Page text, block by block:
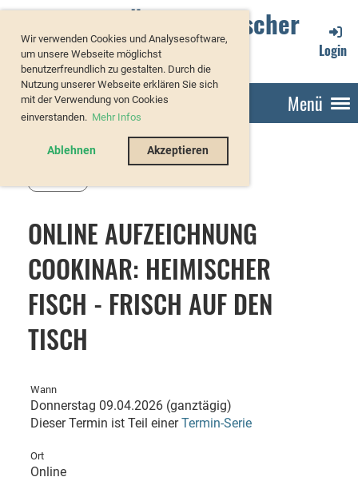
Wir verwenden Cookies und Analysesoftware,
um unsere Webseite möglichst
benutzerfreundlich zu gestalten. Durch die
Nutzung unserer Webseite erklären Sie sich
mit der Verwendung von Cookies
einverstanden. Mehr Infos
Ablehnen Akzeptieren
Verband Österreichischer
Forellenzüchter
Login
Menü
ONLINE AUFZEICHNUNG
COOKINAR: HEIMISCHER
FISCH - FRISCH AUF DEN
TISCH
Wann
Donnerstag 09.04.2026 (ganztägig)
Dieser Termin ist Teil einerTermin-Serie
Ort
Online